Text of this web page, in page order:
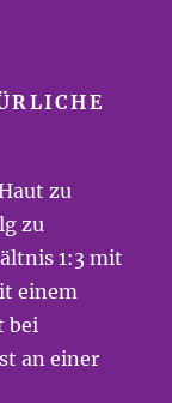
zu
zu
1:3 mit
einem
bei
an einer